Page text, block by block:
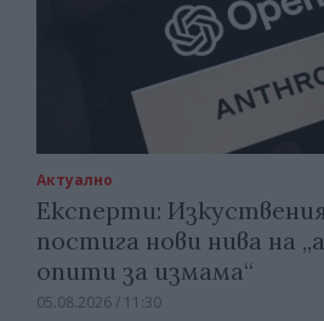
Актуално
Експерти:
постига нови нива на
опити за измама“
05.08.2026 / 11:30